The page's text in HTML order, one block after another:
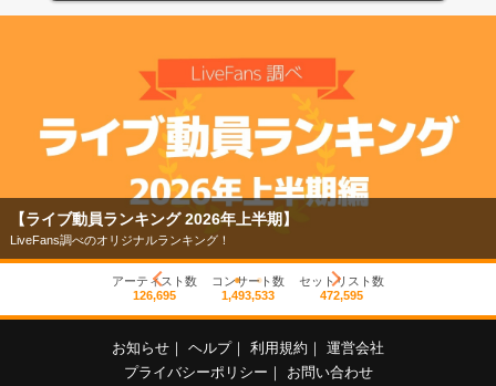
【ライブ動員ランキング 2026年上半期】
LiveFans調べのオリジナルランキング！
アーティスト数
126,695
コンサート数
1,493,533
セットリスト数
472,595
お知らせ ヘルプ 利用規約
運営会社
プライバシーポリシー
お問い合わせ